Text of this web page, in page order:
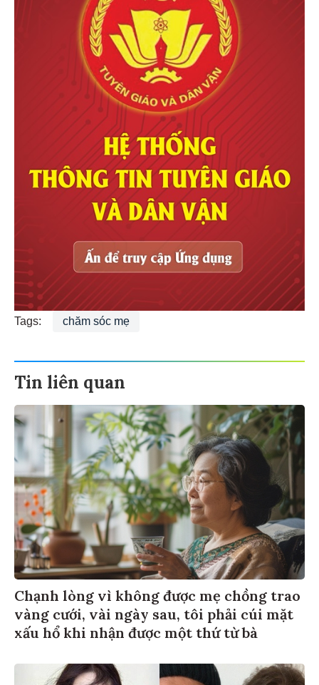
Tags: chăm sóc mẹ
Tin liên quan
Chạnh lòng vì không được mẹ chồng trao
vàng cưới, vài ngày sau, tôi phải cúi mặt
xấu hổ khi nhận được một thứ từ bà